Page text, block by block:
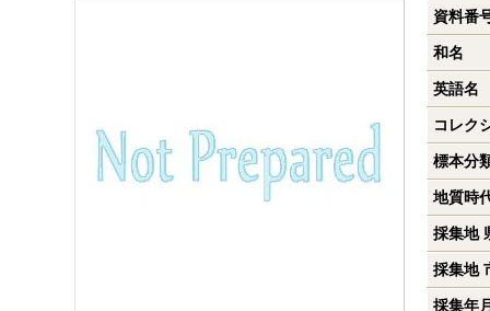
資料番
和名
英語名
コレク
標本分
地質時
採集地
採集地
採集年